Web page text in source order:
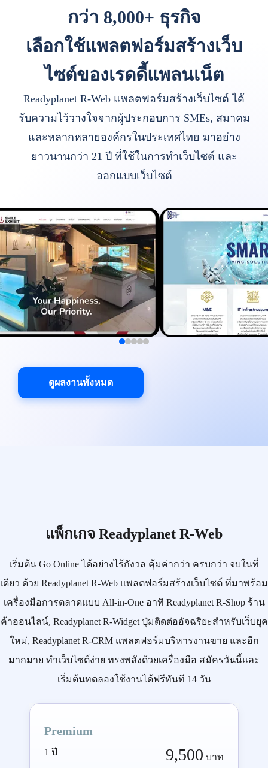
กว่า 8,000+ ธุรกิจ
เลือกใช้แพลตฟอร์มสร้างเว็บ
ไซต์ของเรดดี้แพลนเน็ต
Readyplanet R-Web แพลตฟอร์มสร้างเว็บไซต์ ได้
รับความไว้วางใจจากผู้ประกอบการ SMEs, สมาคม
และหลากหลายองค์กรในประเทศไทย มาอย่าง
ยาวนานกว่า 21 ปี ที่ใช้ในการทำเว็บไซต์ และ
ออกแบบเว็บไซต์
ดูผลงานทั้งหมด
แพ็กเกจ Readyplanet R-Web
เริ่มต้น Go Onlineได้อย่างไร้กังวล คุ้มค่ากว่า ครบกว่า จบในที่
เดียว ด้วย Readyplanet R-Web แพลตฟอร์มสร้างเว็บไซต์ ที่มาพร้อม
เครื่องมือการตลาดแบบ All-in-Oneอาทิ Readyplanet R-Shopร้าน
ค้าออนไลน์, Readyplanet R-Widgetปุ่มติดต่ออัจฉริยะสำหรับเว็บยุค
ใหม่, Readyplanet R-CRMแพลตฟอร์มบริหารงานขาย และอีก
มากมาย ทำเว็บไซต์ง่าย ทรงพลังด้วยเครื่องมือ สมัครวันนี้และ
เริ่มต้นทดลองใช้งานได้ฟรีทันที 14 วัน
Premium
1 ปี 9,500 บาท